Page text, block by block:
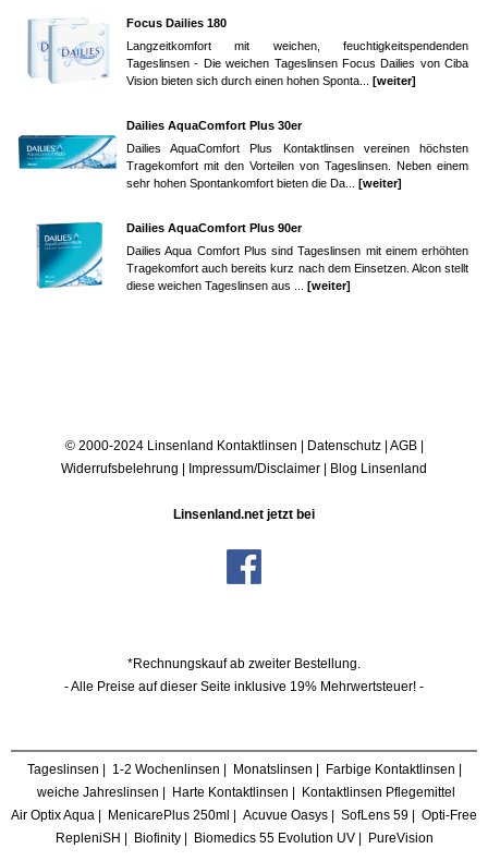
Focus Dailies 180
Langzeitkomfort mit weichen, feuchtigkeitspendenden
Tageslinsen - Die weichen Tageslinsen Focus Dailies von Ciba
Vision bieten sich durch einen hohen Sponta... [weiter]
Dailies AquaComfort Plus 30er
Dailies AquaComfort Plus Kontaktlinsen vereinen höchsten
Tragekomfort mit den Vorteilen von Tageslinsen. Neben einem
sehr hohen Spontankomfort bieten die Da... [weiter]
Dailies AquaComfort Plus 90er
Dailies Aqua Comfort Plus sind Tageslinsen mit einem erhöhten
Tragekomfort auch bereits kurz nach dem Einsetzen. Alcon stellt
diese weichen Tageslinsen aus ... [weiter]
© 2000-2024 Linsenland Kontaktlinsen | Datenschutz| AGB|
Widerrufsbelehrung | Impressum/Disclaimer | Blog Linsenland
Linsenland.net jetzt bei
*Rechnungskauf ab zweiter Bestellung.
- Alle Preise auf dieser Seite inklusive 19% Mehrwertsteuer! -
Tageslinsen 1-2 Wochenlinsen Monatslinsen Farbige Kontaktlinsen
weiche Jahreslinsen
Harte Kontaktlinsen
Kontaktlinsen Pflegemittel
Air Optix Aqua
MenicarePlus 250ml Acuvue Oasys SofLens 59
Opti-Free
RepleniSH
Biofinity| Biomedics 55 Evolution UV| PureVision